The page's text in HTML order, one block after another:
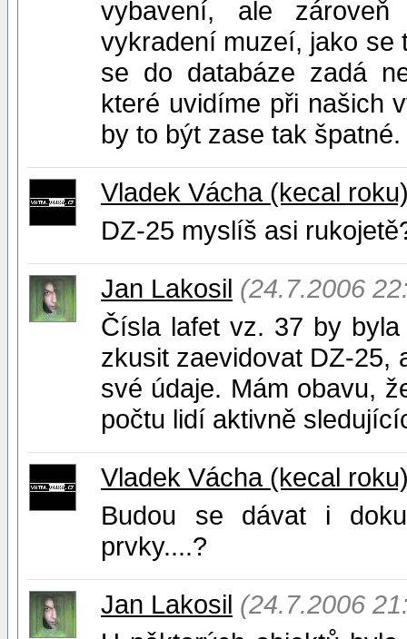
vybavení, ale
vykradení muzeí, jako se
se do databáze zadá
které uvidíme při našich
by to být zase tak
Vladek Vácha (kecal
DZ-25 myslíš asi
Jan Lakosil (24.7.2006
Čísla lafet vz. 37 by
zkusit zaevidovat DZ-25,
své údaje. Mám obavu,
počtu lidí aktivně
Vladek Vácha (kecal
Budou se dávat i
prvky....?
Jan Lakosil (24.7.2006